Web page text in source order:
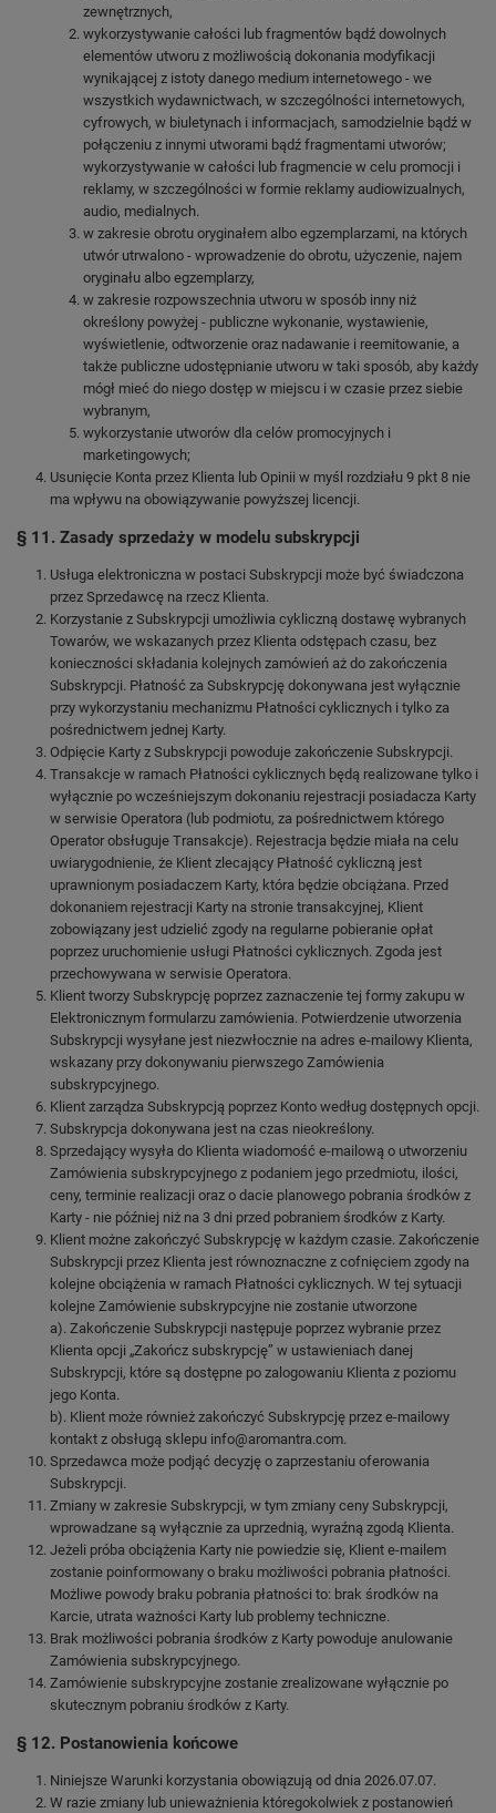
zewnętrznych,
wykorzystywanie całości lub fragmentów bądź dowolnych
elementów utworu z możliwością dokonania modyfikacji
wynikającej z istoty danego medium internetowego - we
wszystkich wydawnictwach, w szczególności internetowych,
cyfrowych, w biuletynach i informacjach, samodzielnie bądź w
połączeniu z innymi utworami bądź fragmentami utworów;
wykorzystywanie w całości lub fragmencie w celu promocji i
reklamy, w szczególności w formie reklamy audiowizualnych,
audio, medialnych.
w zakresie obrotu oryginałem albo egzemplarzami, na których
utwór utrwalono - wprowadzenie do obrotu, użyczenie, najem
oryginału albo egzemplarzy,
w zakresie rozpowszechnia utworu w sposób inny niż
określony powyżej - publiczne wykonanie, wystawienie,
wyświetlenie, odtworzenie oraz nadawanie i reemitowanie, a
także publiczne udostępnianie utworu w taki sposób, aby każdy
mógł mieć do niego dostęp w miejscu i w czasie przez siebie
wybranym,
wykorzystanie utworów dla celów promocyjnych i
marketingowych;
Usunięcie Konta przez Klienta lub Opinii w myśl rozdziału 9 pkt 8 nie
ma wpływu na obowiązywanie powyższej licencji.
§ 11. Zasady sprzedaży w modelu subskrypcji
Usługa elektroniczna w postaci Subskrypcji może być świadczona
przez Sprzedawcę na rzecz Klienta.
Korzystanie z Subskrypcji umożliwia cykliczną dostawę wybranych
Towarów, we wskazanych przez Klienta odstępach czasu, bez
konieczności składania kolejnych zamówień aż do zakończenia
Subskrypcji. Płatność za Subskrypcję dokonywana jest wyłącznie
przy wykorzystaniu mechanizmu Płatności cyklicznych i tylko za
pośrednictwem jednej Karty.
Odpięcie Karty z Subskrypcji powoduje zakończenie Subskrypcji.
Transakcje w ramach Płatności cyklicznych będą realizowane tylko i
wyłącznie po wcześniejszym dokonaniu rejestracji posiadacza Karty
w serwisie Operatora (lub podmiotu, za pośrednictwem którego
Operator obsługuje Transakcje). Rejestracja będzie miała na celu
uwiarygodnienie, że Klient zlecający Płatność cykliczną jest
uprawnionym posiadaczem Karty, która będzie obciążana. Przed
dokonaniem rejestracji Karty na stronie transakcyjnej, Klient
zobowiązany jest udzielić zgody na regularne pobieranie opłat
poprzez uruchomienie usługi Płatności cyklicznych. Zgoda jest
przechowywana w serwisie Operatora.
Klient tworzy Subskrypcję poprzez zaznaczenie tej formy zakupu w
Elektronicznym formularzu zamówienia. Potwierdzenie utworzenia
Subskrypcji wysyłane jest niezwłocznie na adres e-mailowy Klienta,
wskazany przy dokonywaniu pierwszego Zamówienia
subskrypcyjnego.
Klient zarządza Subskrypcją poprzez Konto według dostępnych opcji.
Subskrypcja dokonywana jest na czas nieokreślony.
Sprzedający wysyła do Klienta wiadomość e-mailową o utworzeniu
Zamówienia subskrypcyjnego z podaniem jego przedmiotu, ilości,
ceny, terminie realizacji oraz o dacie planowego pobrania środków z
Karty - nie później niż na 3 dni przed pobraniem środków z Karty.
Klient możne zakończyć Subskrypcję w każdym czasie. Zakończenie
Subskrypcji przez Klienta jest równoznaczne z cofnięciem zgody na
kolejne obciążenia w ramach Płatności cyklicznych. W tej sytuacji
kolejne Zamówienie subskrypcyjne nie zostanie utworzone
a). Zakończenie Subskrypcji następuje poprzez wybranie przez
Klienta opcji „Zakończ subskrypcję” w ustawieniach danej
Subskrypcji, które są dostępne po zalogowaniu Klienta z poziomu
jego Konta.
b). Klient może również zakończyć Subskrypcję przez e-mailowy
kontakt z obsługą sklepu info@aromantra.com.
Sprzedawca może podjąć decyzję o zaprzestaniu oferowania
Subskrypcji.
Zmiany w zakresie Subskrypcji, w tym zmiany ceny Subskrypcji,
wprowadzane są wyłącznie za uprzednią, wyraźną zgodą Klienta.
Jeżeli próba obciążenia Karty nie powiedzie się, Klient e-mailem
zostanie poinformowany o braku możliwości pobrania płatności.
Możliwe powody braku pobrania płatności to: brak środków na
Karcie, utrata ważności Karty lub problemy techniczne.
Brak możliwości pobrania środków z Karty powoduje anulowanie
Zamówienia subskrypcyjnego.
Zamówienie subskrypcyjne zostanie zrealizowane wyłącznie po
skutecznym pobraniu środków z Karty.
§ 12. Postanowienia końcowe
Niniejsze Warunki korzystania obowiązują od dnia 2026.07.07.
W razie zmiany lub unieważnienia któregokolwiek z postanowień